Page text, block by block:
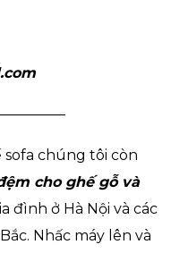
sofa chúng tôi còn
cho ghế gỗ và
đình ở Hà Nội và các
Nhấc máy lên và